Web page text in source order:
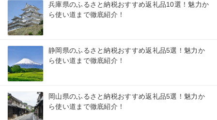
兵庫県のふるさと納税おすすめ返礼品10選！魅力か
ら使い道まで徹底紹介！
静岡県のふるさと納税おすすめ返礼品5選！魅力か
ら使い道まで徹底紹介！
岡山県のふるさと納税おすすめ返礼品5選！魅力か
ら使い道まで徹底紹介！